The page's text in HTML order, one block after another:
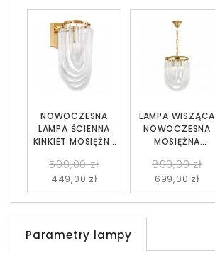
LAMPA WISZĄCA
NOWOCZESNA
MOSIĘŻNA
899,00 zł
699,00 zł
NOWOCZESNA
LAMPA ŚCIENNA
KINKIET MOSIĘŻNY
599,00 zł
449,00 zł
Parametry lampy